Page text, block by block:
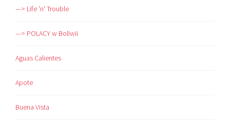
—> Life 'n' Trouble
—> POLACY w Boliwii
Aguas Calientes
Apote
Buena Vista